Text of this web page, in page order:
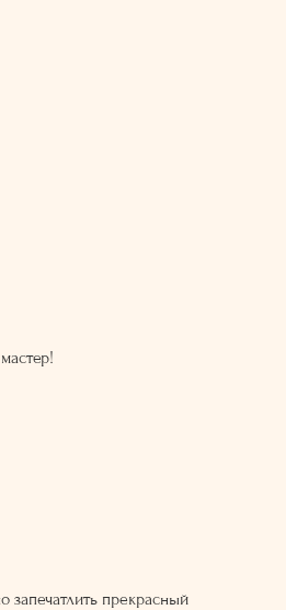
прекрасный